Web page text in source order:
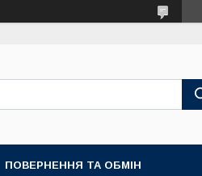
ПОВЕРНЕННЯ ТА ОБМІН